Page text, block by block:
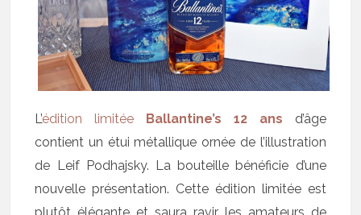
L’édition limitée Ballantine’s 12 ans d’âge
contient un étui métallique ornée de l’illustration
de Leif Podhajsky. La bouteille bénéficie d’une
nouvelle présentation. Cette édition limitée est